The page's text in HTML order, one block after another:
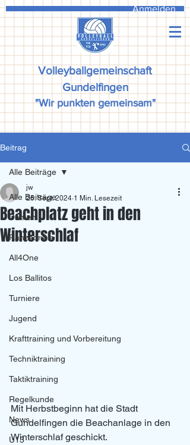
Anmelden
Volleyballgemeinschaft
Gundelfingen
"Wir punkten gemeinsam"
Beitrag
Alle Beiträge
Damen
Ranzadriala
All4One
Los Ballitos
Turniere
Jugend
Krafttraining und Vorbereitung
Techniktraining
Taktiktraining
Regelkunde
News
U13
Alle Beiträge
Beachplatz geht in den
Winterschlaf
jw
25. Sept. 2024 1 Min. Lesezeit
Mit Herbstbeginn hat die Stadt
Gundelfingen die Beachanlage in den
Winterschlaf geschickt.